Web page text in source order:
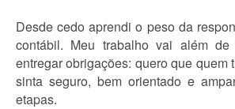
Desde cedo aprendi o peso da
contábil. Meu trabalho vai além
entregar obrigações: quero que quem
sinta seguro, bem orientado e
etapas.